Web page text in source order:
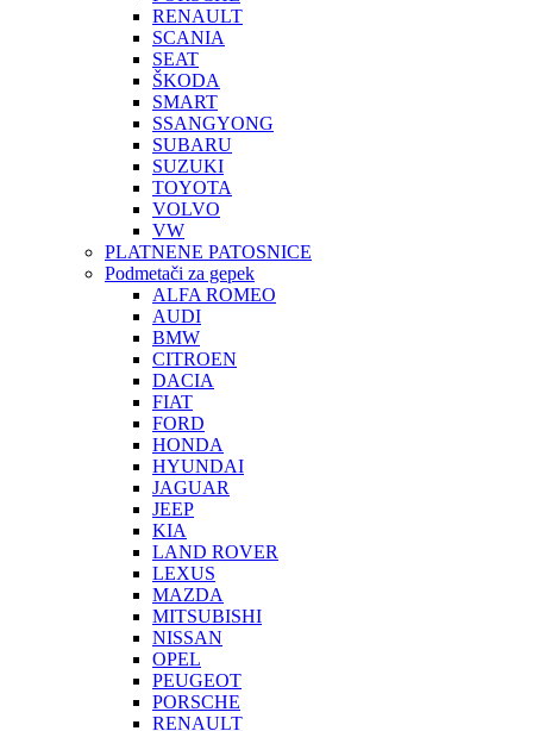
RENAULT
SCANIA
SEAT
ŠKODA
SMART
SSANGYONG
SUBARU
SUZUKI
TOYOTA
VOLVO
VW
PLATNENE PATOSNICE
Podmetači za gepek
ALFA ROMEO
AUDI
BMW
CITROEN
DACIA
FIAT
FORD
HONDA
HYUNDAI
JAGUAR
JEEP
KIA
LAND ROVER
LEXUS
MAZDA
MITSUBISHI
NISSAN
OPEL
PEUGEOT
PORSCHE
RENAULT